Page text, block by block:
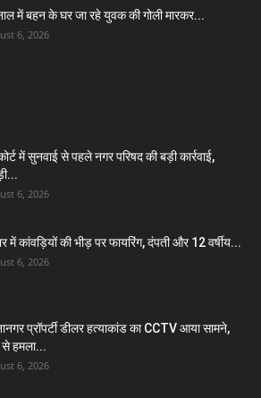
में बहन के घर जा रहे युवक की गोली मारकर...
6, 2026
में सुनवाई से पहले नगर परिषद की बड़ी कार्रवाई,
6, 2026
में कांवड़ियों की भीड़ पर फायरिंग, दंपती और 12 वर्षीय...
6, 2026
प्रॉपर्टी डीलर हत्याकांड का CCTV आया सामने,
से हमला...
6, 2026